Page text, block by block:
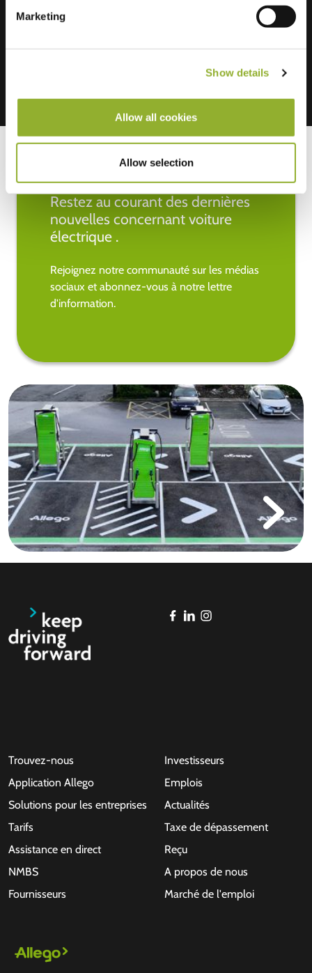
Marketing
Show details
Allow all cookies
Allow selection
Restez au courant des dernières
nouvelles concernant voiture
électrique .
Rejoignez notre communauté sur les médias
sociaux et abonnez-vous à notre lettre
d'information.
Trouvez-nous
Application Allego
Solutions pour les entreprises
Tarifs
Assistance en direct
NMBS
Fournisseurs
Investisseurs
Emplois
Actualités
Taxe de dépassement
Reçu
A propos de nous
Marché de l'emploi